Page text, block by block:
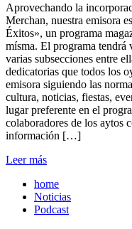
Aprovechando la
Merchan, nuestra emisora
Éxitos», un programa
mísma. El programa tendrá
varias subsecciones entre
dedicatorias que todos los
emisora siguiendo las
cultura, noticias, fiestas,
lugar preferente en el
colaboradores de los aytos
información […]
Leer más
home
Noticias
Podcast